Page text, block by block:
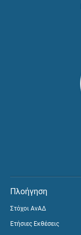
Πλοήγηση
Στόχοι ΑνΑΔ
Ετήσιες Εκθέσεις